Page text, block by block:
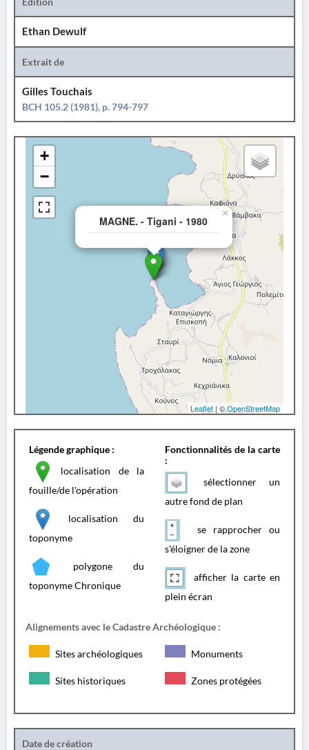
Ethan Dewulf
Extrait de
Gilles Touchais
BCH 105.2 (1981), p. 794-797
MAGNE. - Tigani - 1980
×
+
−
Leaflet | ©OpenStreetMap
Légende graphique :
localisation de la
fouille/de l'opération
localisation du
toponyme
polygone du
toponyme Chronique
Fonctionnalités de la carte
:
sélectionner un
autre fond de plan
se rapprocher ou
s'éloigner de la zone
afficher la carte en
plein écran
Alignements avec le Cadastre Archéologique :
Sites archéologiques Monuments
Sites historiques Zones protégées
Date de création